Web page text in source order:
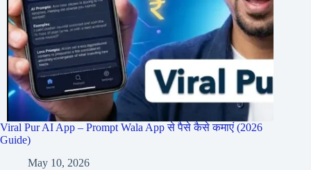
Viral Pur AI App – Prompt Wala App से पैसे कैसे कमाएं (2026
Guide)
May 10, 2026